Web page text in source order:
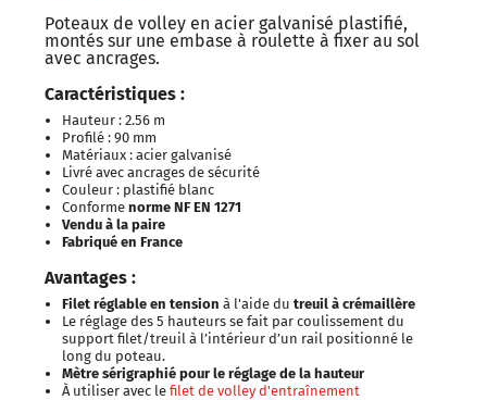
Poteaux de volley en acier galvanisé plastifié,
montés sur une embase à roulette à fixer au sol
avec ancrages.
Caractéristiques :
Hauteur : 2.56 m
Profilé : 90 mm
Matériaux : acier galvanisé
Livré avec ancrages de sécurité
Couleur : plastifié blanc
Conforme norme NF EN 1271
Vendu à la paire
Fabriqué en France
Avantages :
Filet réglable en tension à l'aide du treuil à crémaillère
Le réglage des 5 hauteurs se fait par coulissement du
support filet/treuil à l’intérieur d’un rail positionné le
long du poteau.
Mètre sérigraphié pour le réglage de la hauteur
À utiliser avec le filet de volley d'entraînement